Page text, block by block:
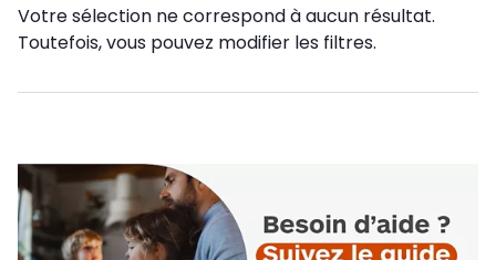
Votre sélection ne correspond à aucun résultat.
Toutefois, vous pouvez modifier les filtres.